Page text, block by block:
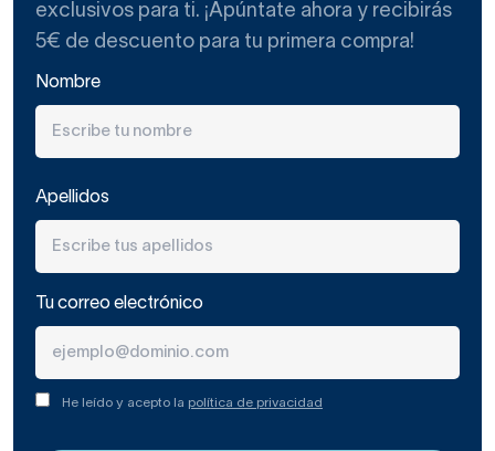
exclusivos para ti. ¡Apúntate ahora y recibirás
5€ de descuento para tu primera compra!
Nombre
Apellidos
Tu correo electrónico
He leído y acepto la política de privacidad